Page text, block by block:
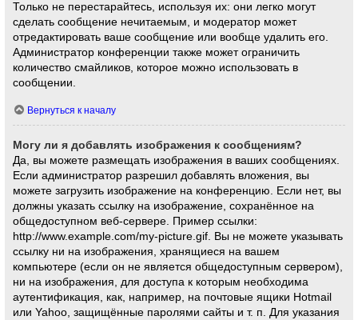
Только не перестарайтесь, используя их: они легко могут
сделать сообщение нечитаемым, и модератор может
отредактировать ваше сообщение или вообще удалить его.
Администратор конференции также может ограничить
количество смайликов, которое можно использовать в
сообщении.
Вернуться к началу
Могу ли я добавлять изображения к сообщениям?
Да, вы можете размещать изображения в ваших сообщениях.
Если администратор разрешил добавлять вложения, вы
можете загрузить изображение на конференцию. Если нет, вы
должны указать ссылку на изображение, сохранённое на
общедоступном веб-сервере. Пример ссылки:
http://www.example.com/my-picture.gif. Вы не можете указывать
ссылку ни на изображения, хранящиеся на вашем
компьютере (если он не является общедоступным сервером),
ни на изображения, для доступа к которым необходима
аутентификация, как, например, на почтовые ящики Hotmail
или Yahoo, защищённые паролями сайты и т. п. Для указания